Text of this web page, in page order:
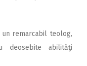
remarcabil teolog,
deosebite abilităţi